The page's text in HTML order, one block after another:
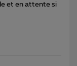
et en attente si